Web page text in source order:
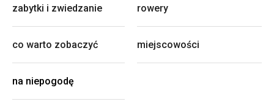
zabytki i zwiedzanie rowery
co warto zobaczyć miejscowości
na niepogodę